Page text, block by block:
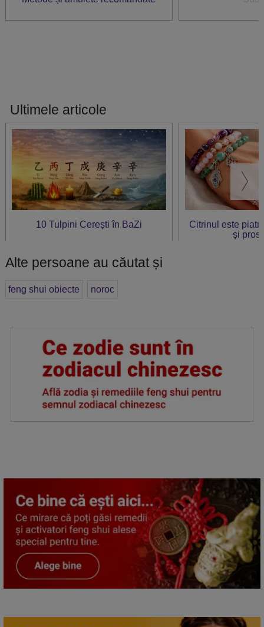
Ultimele articole
10 Tulpini Cerești în BaZi
Citrinul este
și
Alte persoane au căutat și
feng shui obiecte noroc